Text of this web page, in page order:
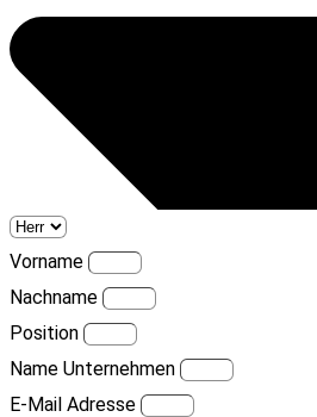
Vorname
Nachname
Position
Name Unternehmen
E-Mail Adresse